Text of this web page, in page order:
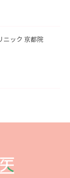
ニック 京都院